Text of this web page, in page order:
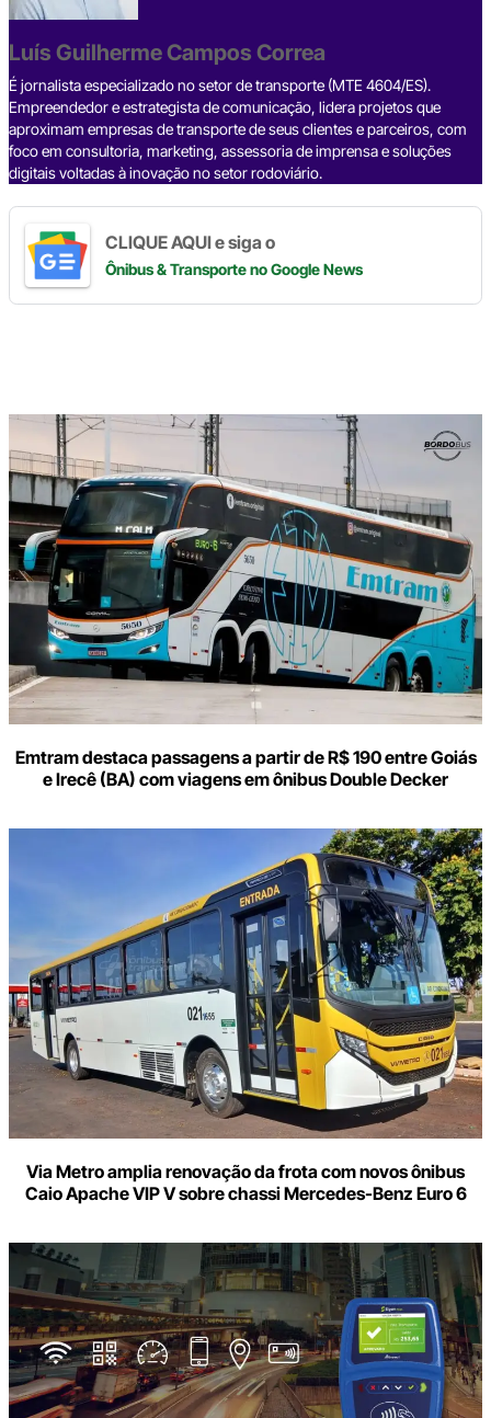
o
o
k
s
p k
Luís Guilherme Campos Correa
É jornalista especializado no setor de transporte (MTE 4604/ES).
Empreendedor e estrategista de comunicação, lidera projetos que
aproximam empresas de transporte de seus clientes e parceiros, com
foco em consultoria, marketing, assessoria de imprensa e soluções
digitais voltadas à inovação no setor rodoviário.
CLIQUE AQUI e siga o
Ônibus & Transporteno Google News
Emtram destaca passagens a partir de R$ 190 entre Goiás
e Irecê (BA) com viagens em ônibus Double Decker
Via Metro amplia renovação da frota com novos ônibus
Caio Apache VIP V sobre chassi Mercedes-Benz Euro 6
Digite
aqui
o
seu
e-
mail